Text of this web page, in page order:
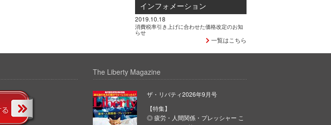
インフォメーション
2019.10.18
消費税率引き上げに合わせた価格改定のお知
らせ
一覧はこちら
The Liberty Magazine
ザ・リバティ2026年9月号
【特集】
◎ 疲労・人間関係・プレッシャー こ